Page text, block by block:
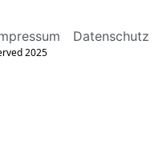
Datenschutz
2025